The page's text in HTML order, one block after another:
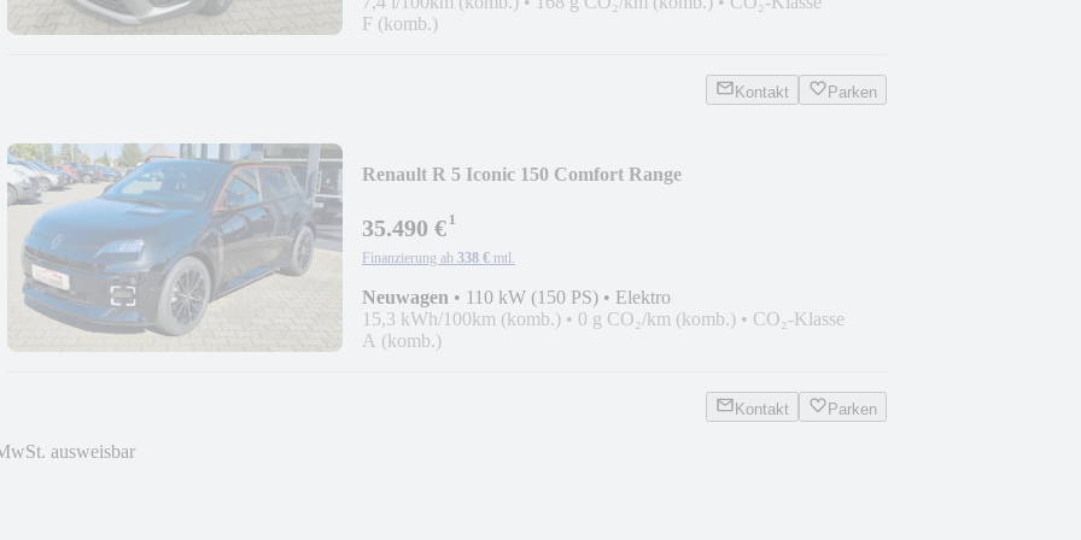
F (komb.)
Kontakt Parken
Renault R 5 Iconic 150 Comfort Range
35.490 €¹
Finanzierung ab 338 € mtl.
Neuwagen • 110 kW (150 PS) • Elektro
15,3 kWh/100km (komb.) • 0 g CO₂/km (komb.) • CO₂-Klasse
A (komb.)
Kontakt Parken
ausweisbar